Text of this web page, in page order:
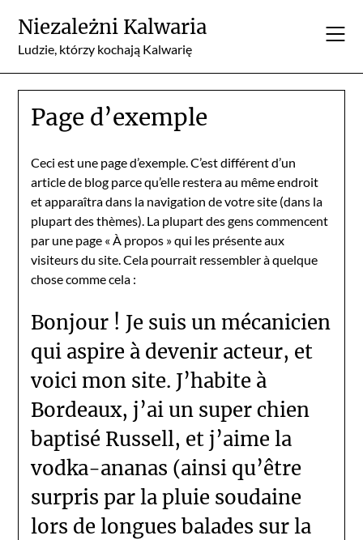
content
Niezależni Kalwaria
Ludzie, którzy kochają Kalwarię
Page d’exemple
Ceci est une page d’exemple. C’est différent d’un
article de blog parce qu’elle restera au même endroit
et apparaîtra dans la navigation de votre site (dans la
plupart des thèmes). La plupart des gens commencent
par une page « À propos » qui les présente aux
visiteurs du site. Cela pourrait ressembler à quelque
chose comme cela :
Bonjour ! Je suis un mécanicien
qui aspire à devenir acteur, et
voici mon site. J’habite à
Bordeaux, j’ai un super chien
baptisé Russell, et j’aime la
vodka-ananas (ainsi qu’être
surpris par la pluie soudaine
lors de longues balades sur la